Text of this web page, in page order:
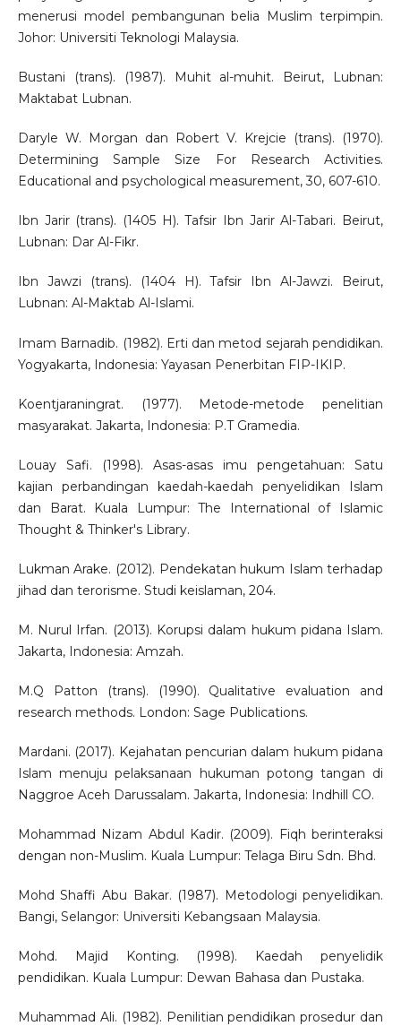
menerusi model pembangunan belia Muslim terpimpin.
Johor: Universiti Teknologi Malaysia.
Bustani (trans). (1987). Muhit al-muhit. Beirut, Lubnan:
Maktabat Lubnan.
Daryle W. Morgan dan Robert V. Krejcie (trans). (1970).
Determining Sample Size For Research Activities.
Educational and psychological measurement, 30, 607-610.
Ibn Jarir (trans). (1405 H). Tafsir Ibn Jarir Al-Tabari. Beirut,
Lubnan: Dar Al-Fikr.
Ibn Jawzi (trans). (1404 H). Tafsir Ibn Al-Jawzi. Beirut,
Lubnan: Al-Maktab Al-Islami.
Imam Barnadib. (1982). Erti dan metod sejarah pendidikan.
Yogyakarta, Indonesia: Yayasan Penerbitan FIP-IKIP.
Koentjaraningrat. (1977). Metode-metode penelitian
masyarakat. Jakarta, Indonesia: P.T Gramedia.
Louay Safi. (1998). Asas-asas imu pengetahuan: Satu
kajian perbandingan kaedah-kaedah penyelidikan Islam
dan Barat. Kuala Lumpur: The International of Islamic
Thought & Thinker's Library.
Lukman Arake. (2012). Pendekatan hukum Islam terhadap
jihad dan terorisme. Studi keislaman, 204.
M. Nurul Irfan. (2013). Korupsi dalam hukum pidana Islam.
Jakarta, Indonesia: Amzah.
M.Q Patton (trans). (1990). Qualitative evaluation and
research methods. London: Sage Publications.
Mardani. (2017). Kejahatan pencurian dalam hukum pidana
Islam menuju pelaksanaan hukuman potong tangan di
Naggroe Aceh Darussalam. Jakarta, Indonesia: Indhill CO.
Mohammad Nizam Abdul Kadir. (2009). Fiqh berinteraksi
dengan non-Muslim. Kuala Lumpur: Telaga Biru Sdn. Bhd.
Mohd Shaffi Abu Bakar. (1987). Metodologi penyelidikan.
Bangi, Selangor: Universiti Kebangsaan Malaysia.
Mohd. Majid Konting. (1998). Kaedah penyelidik
pendidikan. Kuala Lumpur: Dewan Bahasa dan Pustaka.
Muhammad Ali. (1982). Penilitian pendidikan prosedur dan